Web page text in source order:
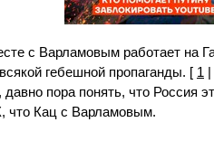
с Варламовым работает на
гебешной пропаганды. [ 1
пора понять, что Россия
что Кац с Варламовым.